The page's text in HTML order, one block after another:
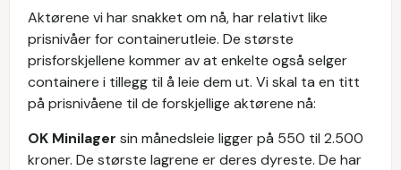
Aktørene vi har snakket om nå, har relativt like
prisnivåer for containerutleie. De største
prisforskjellene kommer av at enkelte også selger
containere i tillegg til å leie dem ut. Vi skal ta en titt
på prisnivåene til de forskjellige aktørene nå:
OK Minilager sin månedsleie ligger på 550 til 2.500
kroner. De største lagrene er deres dyreste. De har